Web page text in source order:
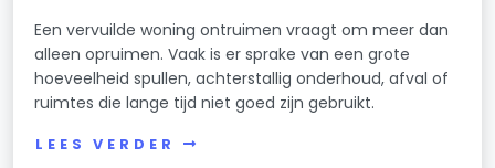
Een vervuilde woning ontruimen vraagt om meer dan
alleen opruimen. Vaak is er sprake van een grote
hoeveelheid spullen, achterstallig onderhoud, afval of
ruimtes die lange tijd niet goed zijn gebruikt.
LEES VERDER